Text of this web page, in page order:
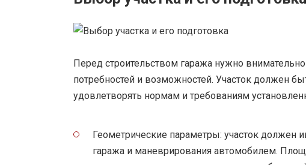
Перед строительством гаража нужно
потребностей и возможностей. Участок должен
удовлетворять нормам и требованиям
Геометрические параметры: участок
гаража и маневрирования автомобилем.